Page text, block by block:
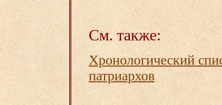
См. также:
Хронологический
патриархов